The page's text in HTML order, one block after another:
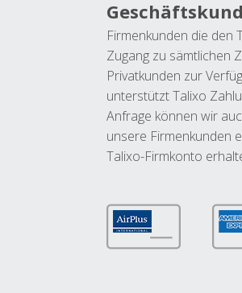
Firmenkunden die den
Zugang zu sämtlichen
Privatkunden zur
unterstützt Talixo
Anfrage können wir
unsere Firmenkunden
Talixo-Firmkonto